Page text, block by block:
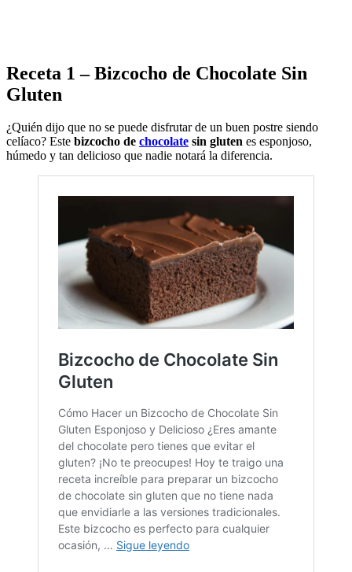
Receta 1 – Bizcocho de Chocolate Sin
Gluten
¿Quién dijo que no se puede disfrutar de un buen postre siendo
celíaco? Este bizcocho de chocolate sin gluten es esponjoso,
húmedo y tan delicioso que nadie notará la diferencia.